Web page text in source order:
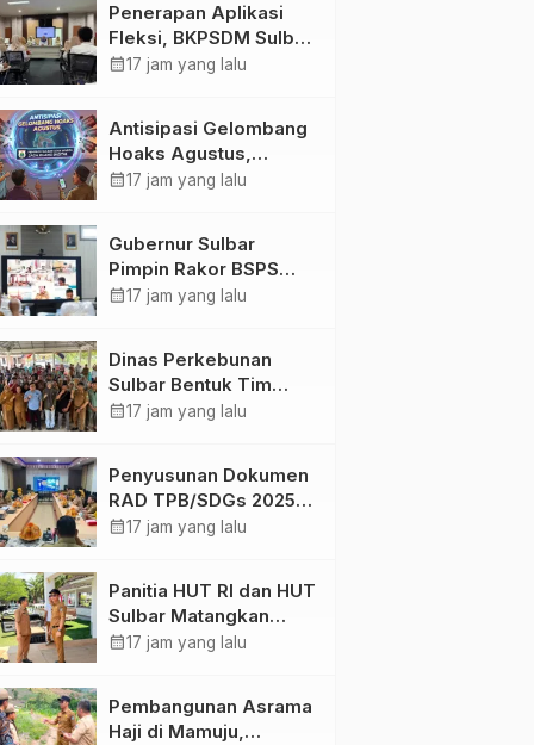
Malolo
Penerapan Aplikasi
Fleksi, BKPSDM Sulbar
Dorong Transformasi
calendar_month17 jam yang lalu
Antisipasi Gelombang
Hoaks Agustus,
Pemprov Sulbar Ajak
calendar_month17 jam yang lalu
Gubernur Sulbar
Pimpin Rakor BSPS
2026: Mamuju dan
5.250 Unit
calendar_month17 jam yang lalu
Dinas Perkebunan
Sulbar Bentuk Tim
Kendali Internal ICS
Pekebun di
Pasangkayu
calendar_month17 jam yang lalu
Penyusunan Dokumen
RAD TPB/SDGs 2025–
2029 Perkuat Arah
Barat
calendar_month17 jam yang lalu
Panitia HUT RI dan HUT
Sulbar Matangkan
Persiapan, Berbagai
Sulbar
calendar_month17 jam yang lalu
Pembangunan Asrama
Haji di Mamuju,